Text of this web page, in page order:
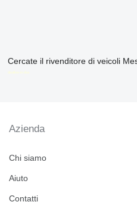
Cercate il rivenditore di veicoli
Azienda
Chi siamo
Aiuto
Contatti